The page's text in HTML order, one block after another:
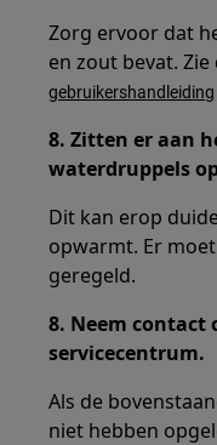
Zorg ervoor dat
en zout bevat.
gebruikershandleiding
8. Zitten er aan
waterdruppels
Dit kan erop
opwarmt. Er
geregeld.
8. Neem contact
servicecentrum.
Als de
niet hebben